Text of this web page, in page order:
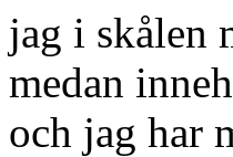
jag i skålen
medan
och jag har